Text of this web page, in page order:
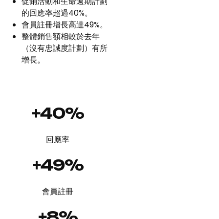
的回應率超過40%。
會員註冊增長高達49%。
整體銷售額相較於去年
（沒有忠誠度計劃）有所
增長。
+40%
回應率
+49%
會員註冊